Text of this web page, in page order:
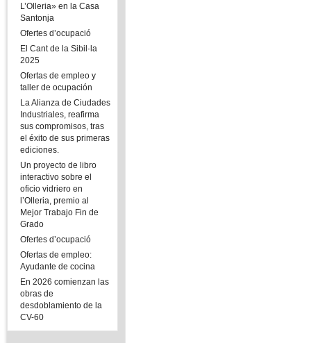
L’Olleria» en la Casa
Santonja
Ofertes d’ocupació
El Cant de la Sibil·la
2025
Ofertas de empleo y
taller de ocupación
La Alianza de Ciudades
Industriales, reafirma
sus compromisos, tras
el éxito de sus primeras
ediciones.
Un proyecto de libro
interactivo sobre el
oficio vidriero en
l’Olleria, premio al
Mejor Trabajo Fin de
Grado
Ofertes d’ocupació
Ofertas de empleo:
Ayudante de cocina
En 2026 comienzan las
obras de
desdoblamiento de la
CV-60